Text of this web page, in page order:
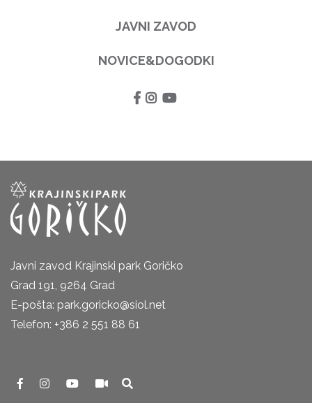
JAVNI ZAVOD
NOVICE&DOGODKI
Javni zavod Krajinski park Goričko
Grad 191, 9264 Grad
E-pošta: park.goricko@siol.net
Telefon: +386 2 551 88 61